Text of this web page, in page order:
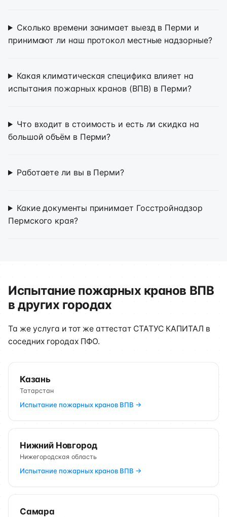
Сколько времени занимает выезд в Перми и
принимают ли наш протокол местные надзорные?
Какая климатическая специфика влияет на
испытания пожарных кранов (ВПВ) в Перми?
Что входит в стоимость и есть ли скидка на
большой объём в Перми?
Работаете ли вы в Перми?
Какие документы принимает Госстройнадзор
Пермского края?
Испытание пожарных кранов ВПВ
в других городах
Та же услуга и тот же аттестат СТАТУС КАПИТАЛ в
соседних городах ПФО.
Казань
Татарстан
Испытание пожарных кранов ВПВ →
Нижний Новгород
Нижегородская область
Испытание пожарных кранов ВПВ →
Самара